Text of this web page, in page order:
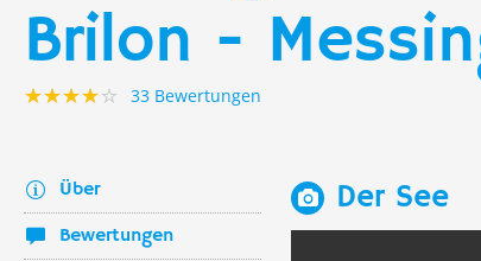
Brilon -
33 Bewertungen
Über
Bewertungen
Der See